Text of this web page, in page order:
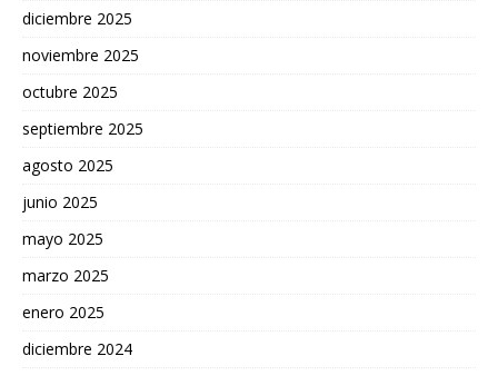
diciembre 2025
noviembre 2025
octubre 2025
septiembre 2025
agosto 2025
junio 2025
mayo 2025
marzo 2025
enero 2025
diciembre 2024